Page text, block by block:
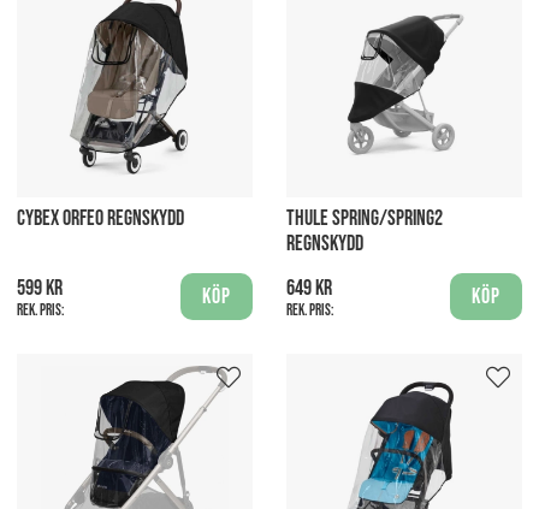
CYBEX ORFEO REGNSKYDD
599 kr
Rek. pris:
Köp
THULE SPRING/SPRING2
REGNSKYDD
649 kr
Rek. pris:
Köp